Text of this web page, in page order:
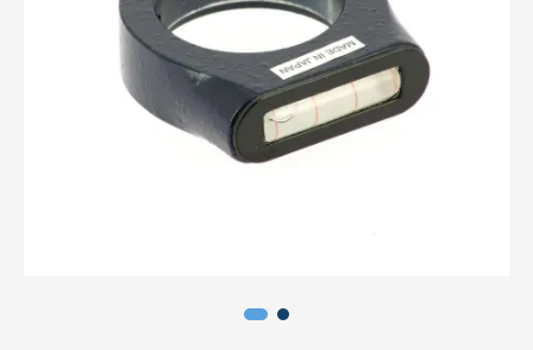
Accessoires pour montures
Têtes
Pièces détachées